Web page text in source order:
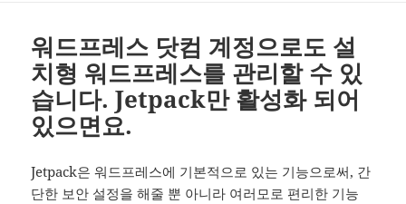
워드프레스 닷컴 계정으로도 설
치형 워드프레스를 관리할 수 있
습니다. Jetpack만 활성화 되어
있으면요.
Jetpack은 워드프레스에 기본적으로 있는 기능으로써, 간
단한 보안 설정을 해줄 뿐 아니라 여러모로 편리한 기능